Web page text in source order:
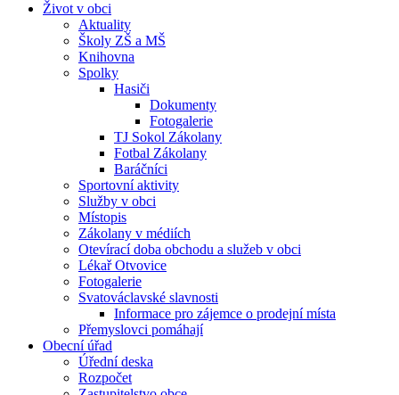
Život v obci
Aktuality
Školy ZŠ a MŠ
Knihovna
Spolky
Hasiči
Dokumenty
Fotogalerie
TJ Sokol Zákolany
Fotbal Zákolany
Baráčníci
Sportovní aktivity
Služby v obci
Místopis
Zákolany v médiích
Otevírací doba obchodu a služeb v obci
Lékař Otvovice
Fotogalerie
Svatováclavské slavnosti
Informace pro zájemce o prodejní místa
Přemyslovci pomáhají
Obecní úřad
Úřední deska
Rozpočet